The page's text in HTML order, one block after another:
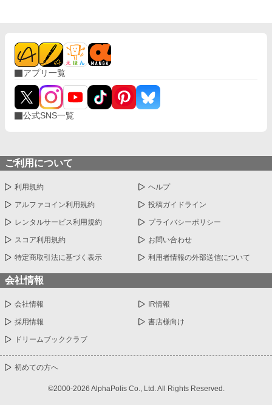
アプリ一覧
公式SNS一覧
ご利用について
利用規約 ヘルプ
アルファコイン利用規約 投稿ガイドライン
レンタルサービス利用規約 プライバシーポリシー
スコア利用規約 お問い合わせ
特定商取引法に基づく表示 利用者情報の外部送信について
会社情報
会社情報 IR情報
採用情報 書店様向け
ドリームブッククラブ
初めての方へ
©2000-2026 AlphaPolis Co., Ltd. All Rights Reserved.